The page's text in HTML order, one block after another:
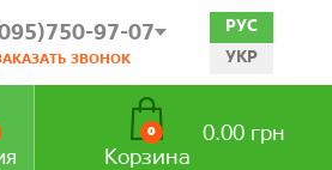
97-07
ЗВОНОК
РУС
УКР
Корзина
0 0.00 грн